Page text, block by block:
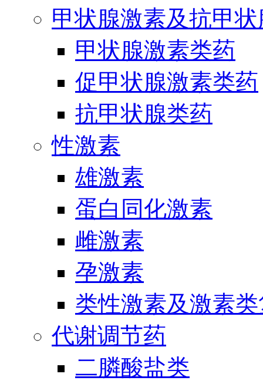
甲状腺激素及抗甲
甲状腺激素类药
促甲状腺激素类药
抗甲状腺类药
性激素
雄激素
蛋白同化激素
雌激素
孕激素
类性激素及激素
代谢调节药
二膦酸盐类